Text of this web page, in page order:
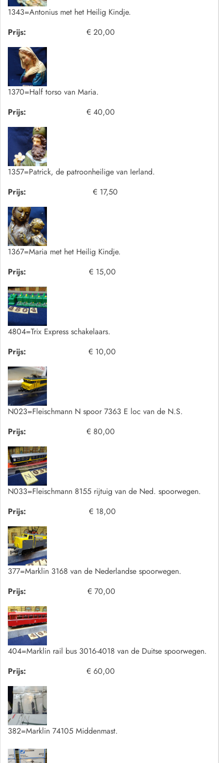
1343=Antonius met het Heilig Kindje.
Prijs:
€ 20,00
1370=Half torso van Maria.
Prijs:
€ 40,00
1357=Patrick, de patroonheilige van Ierland.
Prijs:
€ 17,50
1367=Maria met het Heilig Kindje.
Prijs:
€ 15,00
4804=Trix Express schakelaars.
Prijs:
€ 10,00
N023=Fleischmann N spoor 7363 E loc van de N.S.
Prijs:
€ 80,00
N033=Fleischmann 8155 rijtuig van de Ned. spoorwegen.
Prijs:
€ 18,00
377=Marklin 3168 van de Nederlandse spoorwegen.
Prijs:
€ 70,00
404=Marklin rail bus 3016-4018 van de Duitse spoorwegen.
Prijs:
€ 60,00
382=Marklin 74105 Middenmast.